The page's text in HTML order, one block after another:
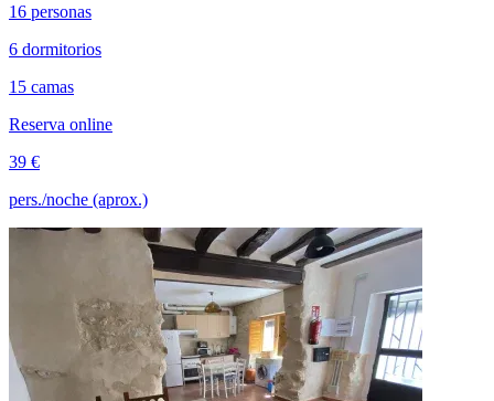
16 personas
6 dormitorios
15 camas
Reserva online
39 €
pers./noche (aprox.)